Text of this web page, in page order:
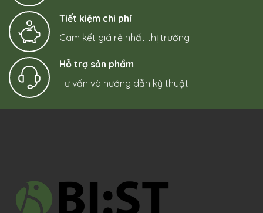
Tiết kiệm chi phí
Cam kết giá rẻ nhất thị trường
Hỗ trợ sản phẩm
Tư vấn và hướng dẫn kỹ thuật